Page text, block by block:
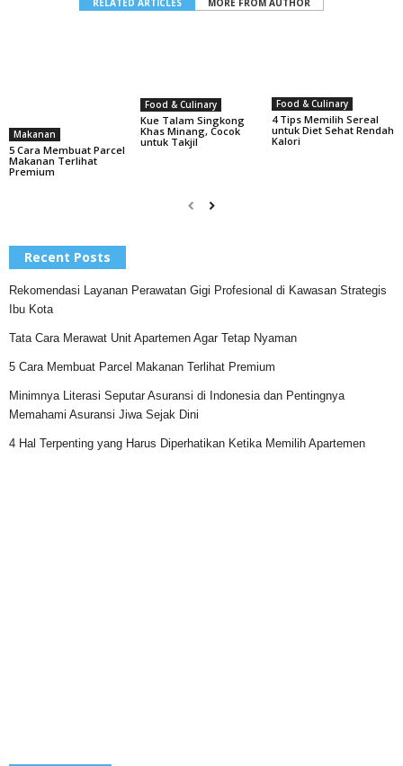
RELATED ARTICLES MORE FROM AUTHOR
Makanan
5 Cara Membuat Parcel
Makanan Terlihat
Premium
Food & Culinary
Kue Talam Singkong
Khas Minang, Cocok
untuk Takjil
Food & Culinary
4 Tips Memilih Sereal
untuk Diet Sehat Rendah
Kalori
Recent Posts
Rekomendasi Layanan Perawatan Gigi Profesional di Kawasan Strategis
Ibu Kota
Tata Cara Merawat Unit Apartemen Agar Tetap Nyaman
5 Cara Membuat Parcel Makanan Terlihat Premium
Minimnya Literasi Seputar Asuransi di Indonesia dan Pentingnya
Memahami Asuransi Jiwa Sejak Dini
4 Hal Terpenting yang Harus Diperhatikan Ketika Memilih Apartemen